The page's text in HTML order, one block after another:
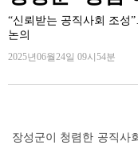
“신뢰받는 공직사회 조성
논의
2025년06월24일 09시54분
장성군이 청렴한 공직사